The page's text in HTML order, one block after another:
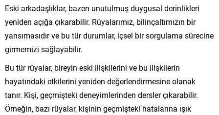
Eski arkadaşlıklar, bazen unutulmuş duygusal derinlikleri
yeniden açığa çıkarabilir. Rüyalarımız, bilinçaltımızın bir
yansımasıdır ve bu tür durumlar, içsel bir sorgulama sürecine
girmemizi sağlayabilir.
Bu tür rüyalar, bireyin eski ilişkilerini ve bu ilişkilerin
hayatındaki etkilerini yeniden değerlendirmesine olanak
tanır. Kişi, geçmişteki deneyimlerinden dersler çıkarabilir.
Örneğin, bazı rüyalar, kişinin geçmişteki hatalarına ışık